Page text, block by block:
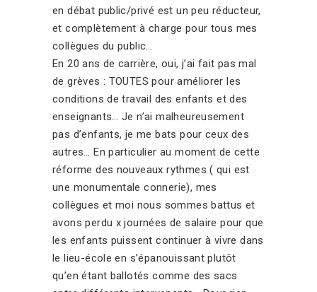
en débat public/privé est un peu réducteur,
et complètement à charge pour tous mes
collègues du public…
En 20 ans de carrière, oui, j’ai fait pas mal
de grèves : TOUTES pour améliorer les
conditions de travail des enfants et des
enseignants… Je n’ai malheureusement
pas d’enfants, je me bats pour ceux des
autres… En particulier au moment de cette
réforme des nouveaux rythmes ( qui est
une monumentale connerie), mes
collègues et moi nous sommes battus et
avons perdu x journées de salaire pour que
les enfants puissent continuer à vivre dans
le lieu-école en s’épanouissant plutôt
qu’en étant ballotés comme des sacs